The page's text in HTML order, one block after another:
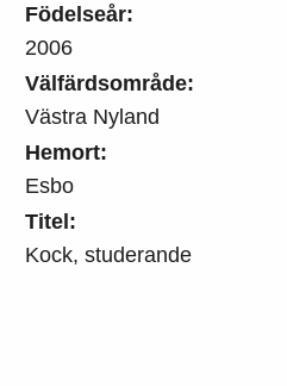
Födelseår:
2006
Välfärdsområde:
Västra Nyland
Hemort:
Esbo
Titel:
Kock, studerande